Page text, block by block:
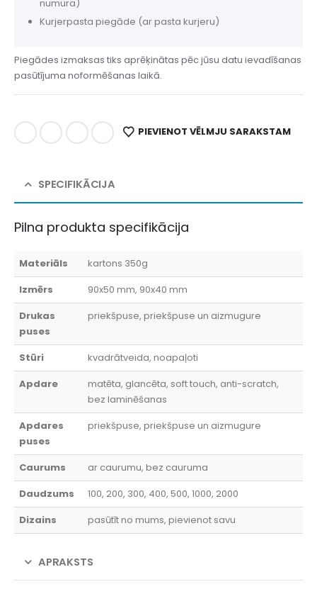
numura)
Kurjerpasta piegāde (ar pasta kurjeru)
Piegādes izmaksas tiks aprēķinātas pēc jūsu datu ievadīšanas
pasūtījuma noformēšanas laikā.
PIEVIENOT VĒLMJU SARAKSTAM
SPECIFIKĀCIJA
Pilna produkta specifikācija
Materiāls
kartons 350g
Izmērs
90x50 mm, 90x40 mm
Drukas
puses
priekšpuse, priekšpuse un aizmugure
Stūri
kvadrātveida, noapaļoti
Apdare
matēta, glancēta, soft touch, anti-scratch,
bez laminēšanas
Apdares
puses
priekšpuse, priekšpuse un aizmugure
Caurums
ar caurumu, bez cauruma
Daudzums
100, 200, 300, 400, 500, 1000, 2000
Dizains
pasūtīt no mums, pievienot savu
APRAKSTS